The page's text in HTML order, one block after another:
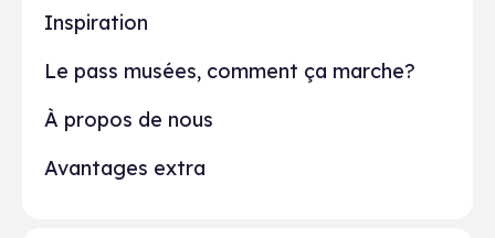
Inspiration
Le pass musées, comment ça marche?
À propos de nous
Avantages extra